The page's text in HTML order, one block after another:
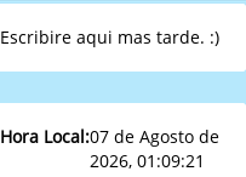
Escribire aqui mas tarde. :)
Hora Local:07 de Agosto de
2026, 01:09:21